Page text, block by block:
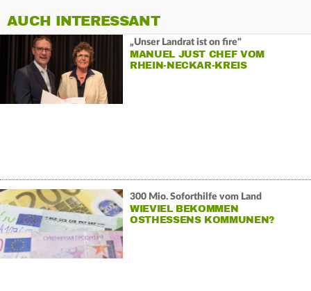
AUCH INTERESSANT
„Unser Landrat ist on fire"
MANUEL JUST CHEF VOM
RHEIN-NECKAR-KREIS
300 Mio. Soforthilfe vom Land
WIEVIEL BEKOMMEN
OSTHESSENS KOMMUNEN?